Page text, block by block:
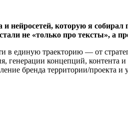
которую я собирал
не «только про тексты», а
в единую траекторию — от
концепций, контента
бренда территории/проекта и